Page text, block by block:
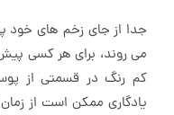
جدا از جای زخم های خود
می روند، برای هر کسی
کم رنگ در قسمتی از
یادگاری ممکن است از